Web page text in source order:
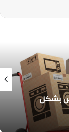
بشكل